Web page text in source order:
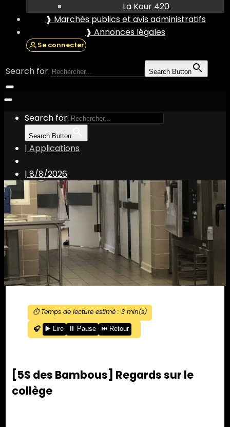
La Kour 420
❱ Marchés publics et avis administratifs
❱ Annonces légales
Se connecter
Search for: Search Button
Search for:
Search Button
| Applications
| 8/8/2026
⏱️ Temps de lecture estimé : 3min(s)
🎧
▶️ Lire ⏸️ Pause ⏮️ Retour
[5S des Bambous] Regards sur le
collège